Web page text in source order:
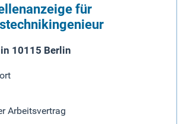
für
10115 Berlin
Arbeitsvertrag